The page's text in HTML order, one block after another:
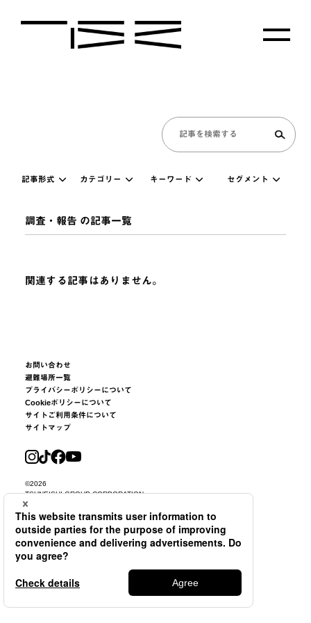
調査・報告 の記事一覧
関連する記事はありません。
お問い合わせ
避難場所一覧
プライバシーポリシーについて
Cookieポリシーについて
サイトご利用条件について
サイトマップ
©2026
TSUNEISHI GROUP CORPORATION.
記事形式 カテゴリー キーワード セグメント